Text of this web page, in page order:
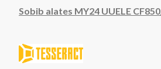
Sobib alates MY24 UUELE